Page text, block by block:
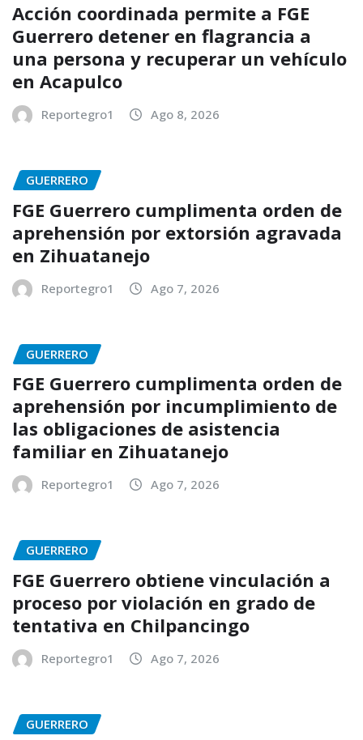
Acción coordinada permite a FGE
Guerrero detener en flagrancia a
una persona y recuperar un vehículo
en Acapulco
Reportegro1 Ago 8, 2026
GUERRERO
FGE Guerrero cumplimenta orden de
aprehensión por extorsión agravada
en Zihuatanejo
Reportegro1 Ago 7, 2026
GUERRERO
FGE Guerrero cumplimenta orden de
aprehensión por incumplimiento de
las obligaciones de asistencia
familiar en Zihuatanejo
Reportegro1 Ago 7, 2026
GUERRERO
FGE Guerrero obtiene vinculación a
proceso por violación en grado de
tentativa en Chilpancingo
Reportegro1 Ago 7, 2026
GUERRERO